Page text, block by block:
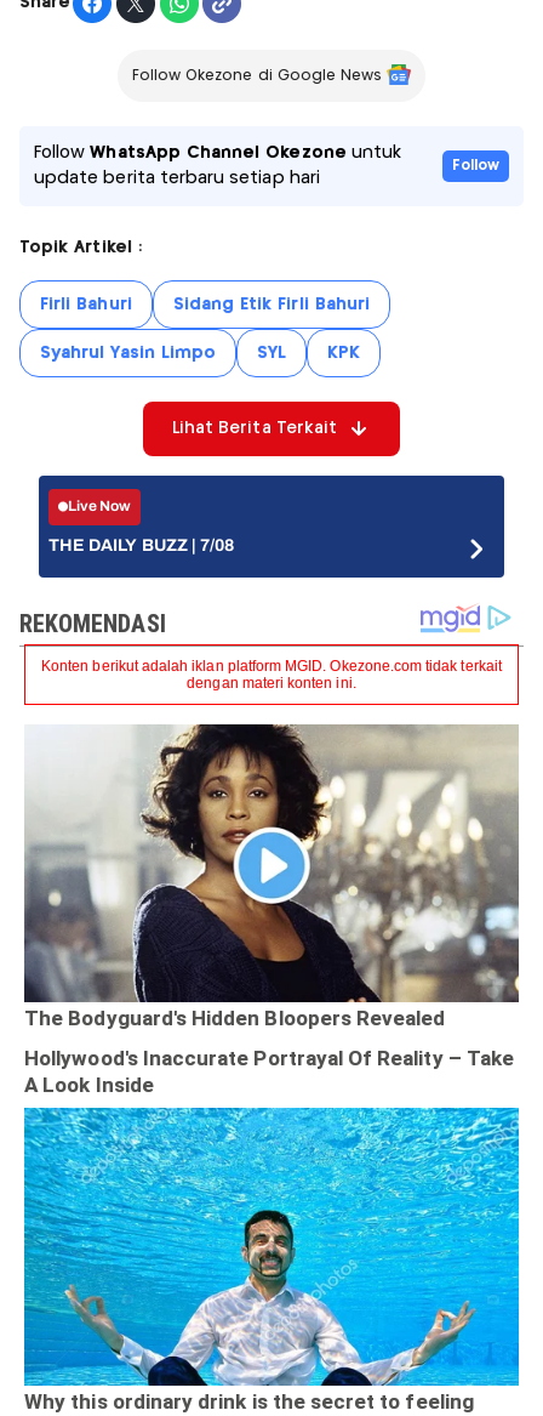
Follow Okezone di Google News
FollowWhatsApp Channel Okezone untuk
update berita terbaru setiap hari
Follow
Topik Artikel :
Firli Bahuri Sidang Etik Firli Bahuri
Syahrul Yasin Limpo SYL KPK
Lihat Berita Terkait
Live Now
THE DAILY BUZZ | 7/08